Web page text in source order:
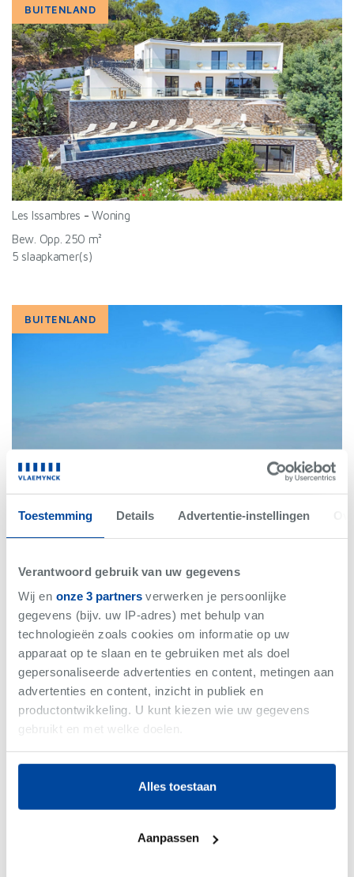
Toestemming Details Advertentie-instellingen
Verantwoord gebruik van uw gegevens
Wij en onze 3 partnersverwerken je persoonlijke
gegevens (bijv. uw IP-adres) met behulp van
technologieën zoals cookies om informatie op uw
apparaat op te slaan en te gebruiken met als doel
gepersonaliseerde advertenties en content, metingen aan
advertenties en content, inzicht in publiek en
productontwikkeling. U kunt kiezen wie uw gegevens
gebruikt en met welke doelen.
Als u het toestaat, willen we ook graag:
Informatie verzamelen over uw geografische
locatie, die tot een paar meter nauwkeurig kan zijn
scannen op specifieke eigenschappen (fingerprinting)
Alles toestaan
Aanpassen
BUITENLAND
Les Issambres -Woning
Bew. Opp. 250 m²
5 slaapkamer(s)
BUITENLAND
Woning
€4.450.000
Bew. Opp. 260 m²
BUITENLAND